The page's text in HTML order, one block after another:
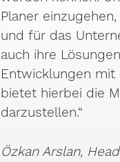
Planer
und für das
auch ihre
Entwicklungen mit
bietet hierbei die
darzustellen.“
Özkan Arslan,